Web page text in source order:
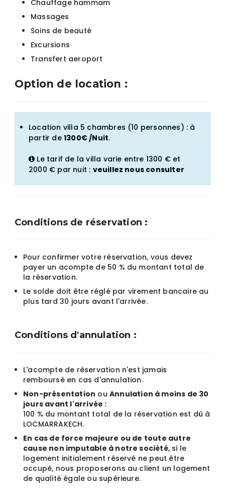
Chauffage hammam
Massages
Soins de beauté
Excursions
Transfert aeroport
Option de location :
Location villa 5 chambres (10 personnes) : à
partir de 1300€ /Nuit.
Le tarif de la villa varie entre 1300 € et
2000 € par nuit : veuillez nous consulter
Conditions de réservation :
Pour confirmer votre réservation, vous devez
payer un acompte de 50 % du montant total de
la réservation.
Le solde doit être réglé par virement bancaire au
plus tard 30 jours avant l'arrivée.
Conditions d'annulation :
L'acompte de réservation n'est jamais
remboursé en cas d'annulation.
Non-présentation ou Annulation à moins de 30
jours avant l'arrivée :
100 % du montant total de la réservation est dû à
LOCMARRAKECH.
En cas de force majeure ou de toute autre
cause non imputable à notre société, si le
logement initialement réservé ne peut être
occupé, nous proposerons au client un logement
de qualité égale ou supérieure.